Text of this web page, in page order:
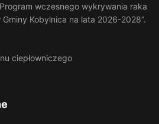
wczesnego wykrywania raka
Kobylnica na lata 2026-2028”.
ciepłowniczego